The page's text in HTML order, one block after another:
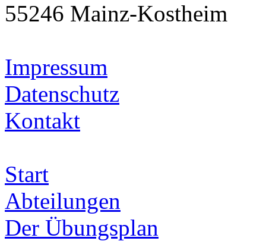
55246 Mainz-Kostheim
Impressum
Datenschutz
Kontakt
Start
Abteilungen
Der Übungsplan